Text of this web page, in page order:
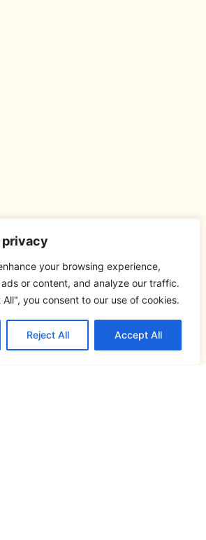
privacy
your browsing experience,
or content, and analyze our traffic.
you consent to our use of cookies.
Reject All Accept All